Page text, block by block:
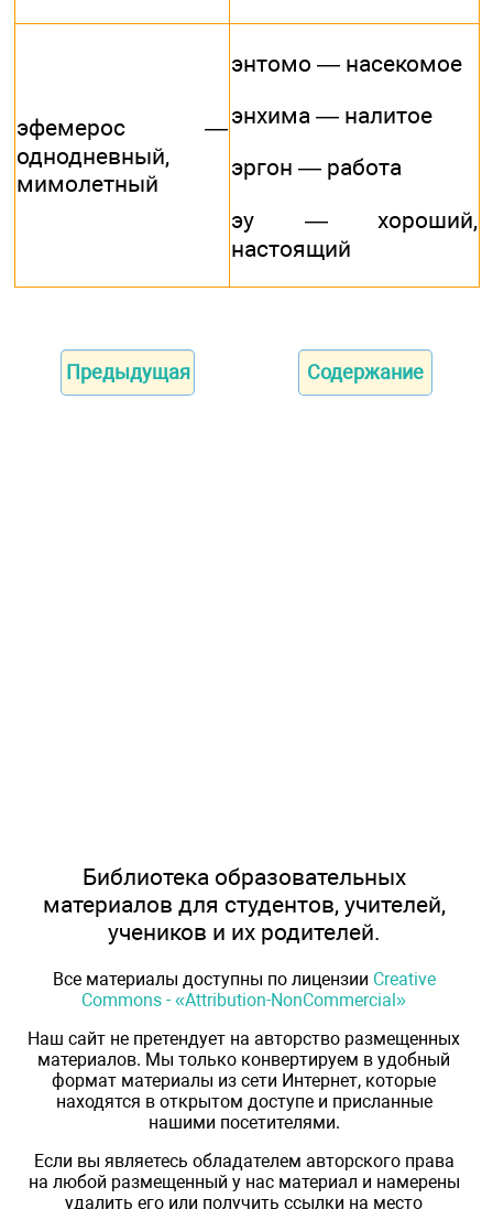
эфемерос —
однодневный,
мимолетный
энтомо — насекомое
энхима — налитое
эргон — работа
эу — хороший,
настоящий
Предыдущая Содержание
Библиотека образовательных
материалов для студентов, учителей,
учеников и их родителей.
Все материалы доступны по лицензии Creative
Commons - «Attribution-NonCommercial»
Наш сайт не претендует на авторство размещенных
материалов. Мы только конвертируем в удобный
формат материалы из сети Интернет, которые
находятся в открытом доступе и присланные
нашими посетителями.
Если вы являетесь обладателем авторского права
на любой размещенный у нас материал и намерены
удалить его или получить ссылки на место